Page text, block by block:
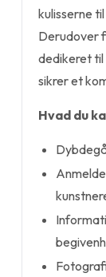
kulisserne
Derudover
dedikeret til
sikrer et
Hvad du